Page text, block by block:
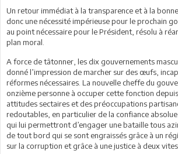
Un retour immédiat à la transparence et à la
donc une nécessité impérieuse pour le prochain
au point nécessaire pour le Président, résolu à
plan moral.
A force de tâtonner, les dix gouvernements
donné l’impression de marcher sur des œufs,
réformes nécessaires. La nouvelle cheffe du
onzième personne à occuper cette fonction
attitudes sectaires et des préoccupations
redoutables, en particulier de la confiance
qui lui permettront d’engager une bataille tous
de tout bord qui se sont engraissés grâce à un
sur la corruption et grâce à une justice à deux